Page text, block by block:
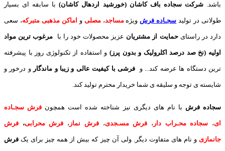
باشد.شرکت سجاده باف کاشان (خورشید اردهال کاشان)با سابقه ای بسیار
طولانی در تولید سجـاده فرش ویژهمساجد،مصلی و اماکن مذهبی متبرکه، سعی
دارد در راستایحمایت از مشتریان عزیز محصولات خود را با مرغوب ترین مواد
اولیه (نخ صد درصد اکلرولیک و بدون پرز) و استفاده از تکنولوژی روز با پیشرفته
ترین دستگاه ها عرضه کند... و فرشی با کیفیت عالی و زیبا و ماندگار و درخور و
شایسته ی توجه و سلیقه ی شما خریدار محترم تولید کند.
سجاده فرش با نام های دیگری نیز شناخته شده است همچون فرش سجـاده
ای، سجاده محـراب دار ، فرش مسـجدی،فرش نماز ، فرش محرابی، فرش
جانمازی و نام های متفاوت دیگر. ولی آن چیز که بیش از همه چیز برای یک فرش